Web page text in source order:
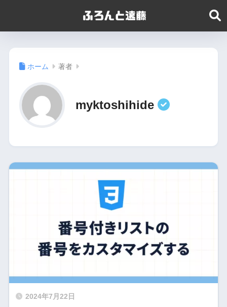
ホーム 著者
myktoshihide
2024年7月22日